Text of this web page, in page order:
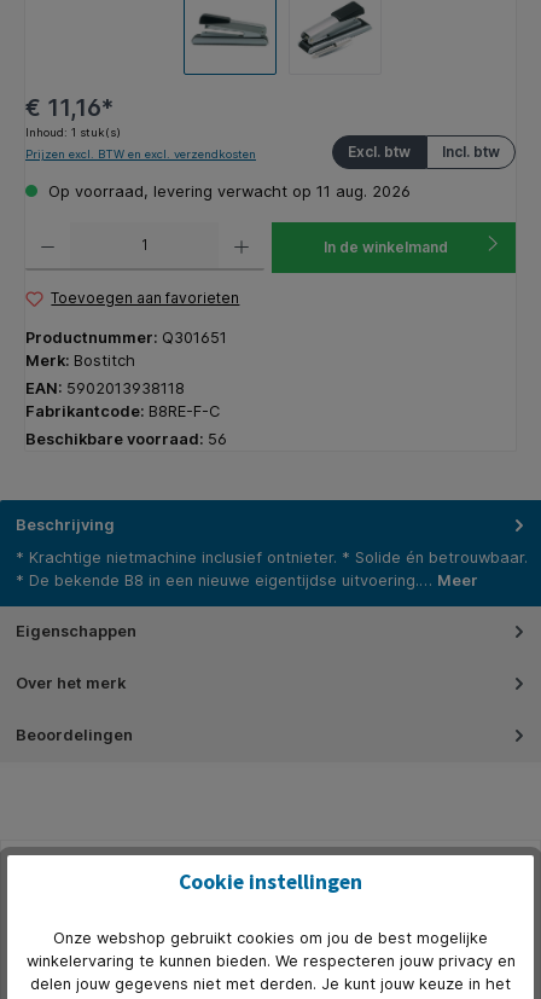
€ 11,16*
Inhoud: 1 stuk(s)
Incl. btw
Excl. btw
Prijzen excl. BTW en excl. verzendkosten
Op voorraad, levering verwacht op 11 aug. 2026
In de winkelmand
Toevoegen aan favorieten
Productnummer: Q301651
Merk: Bostitch
EAN: 5902013938118
Fabrikantcode: B8RE-F-C
Beschikbare voorraad: 56
Beschrijving
* Krachtige nietmachine inclusief ontnieter. * Solide én betrouwbaar.
* De bekende B8 in een nieuwe eigentijdse uitvoering.… Meer
Eigenschappen
Over het merk
Beoordelingen
Cookie instellingen
Onze webshop gebruikt cookies om jou de best mogelijke
winkelervaring te kunnen bieden. We respecteren jouw privacy en
delen jouw gegevens niet met derden. Je kunt jouw keuze in het